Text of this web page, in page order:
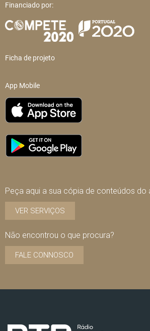
Financiado por:
Ficha de projeto
App Mobile
Peça aqui a sua cópia de conteúdos do
VER SERVIÇOS
Não encontrou o que procura?
FALE CONNOSCO